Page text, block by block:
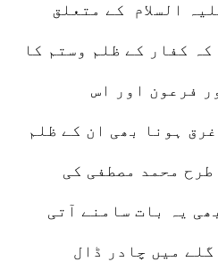
السلام کے متعلق
کفار کے ظلم وستم کا
فرعون اور اس
ہونا بھی ان کے ظلم
محمد مصطفی کی
یہ بات سامنے آتی
میں چادر ڈال